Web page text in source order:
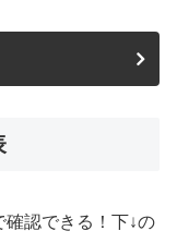
認できる！下↓の